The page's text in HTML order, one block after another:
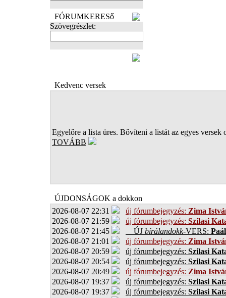
FÓRUMKERESő
Szövegrészlet:
Kedvenc versek
Egyelőre a lista üres. Bővíteni a listát az egyes versek
TOVÁBB
ÚJDONSÁGOK a dokkon
2026-08-07 22:31
új fórumbejegyzés: Zima
2026-08-07 21:59
új fórumbejegyzés: Szilasi
2026-08-07 21:45
ÚJ bírálandokk-VERS:
2026-08-07 21:01
új fórumbejegyzés: Zima
2026-08-07 20:59
új fórumbejegyzés: Szilasi
2026-08-07 20:54
új fórumbejegyzés: Szilasi
2026-08-07 20:49
új fórumbejegyzés: Zima
2026-08-07 19:37
új fórumbejegyzés: Szilasi
2026-08-07 19:37
új fórumbejegyzés: Szilasi